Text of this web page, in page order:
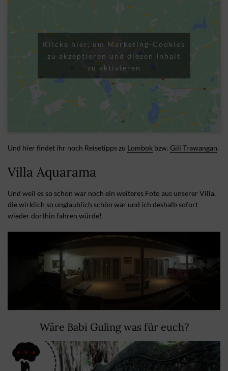
Klicke hier, um Marketing-Cookies
zu akzeptieren und diesen Inhalt
zu aktivieren
Und hier findet ihr noch Reisetipps zu Lombok bzw. Gili Trawangan.
Villa Aquarama
Und weil es so schön war noch ein weiteres Foto aus unserer Villa,
die wirklich so unglaublich schön war und ich deshalb sofort
wieder dorthin fahren würde!
Wäre Babi Guling was für euch?